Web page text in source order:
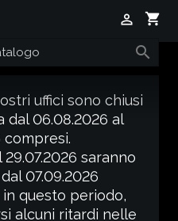
shopping_cart


uffici sono chiusi
dal 06.08.2026 al
compresi.
saranno
07.09.2026
questo periodo,
alcuni ritardi nelle